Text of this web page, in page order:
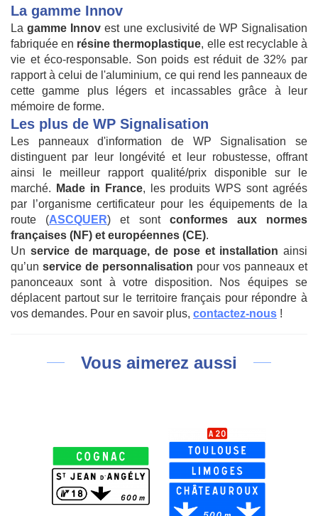
La gamme Innov
Lagamme Innov est une exclusivité de WP Signalisation
fabriquée en résine thermoplastique, elle est recyclable à
vie et éco-responsable. Son poids est réduit de 32% par
rapport à celui de l'aluminium, ce qui rend les panneaux de
cette gamme plus légers et incassables grâce à leur
mémoire de forme.
Les plus de WP Signalisation
Les panneaux d'information de WP Signalisation se
distinguent par leur longévité et leur robustesse, offrant
ainsi le meilleur rapport qualité/prix disponible sur le
marché.
Made in France, les produits WPS sont agréés
par l’organisme certificateur pour les équipements de la
route (ASCQUER) et sontconformes aux normes
françaises (NF) et européennes (CE).
Un service de marquage, de pose et installation ainsi
qu’un service de personnalisation pour vos panneaux et
panonceaux sont à votre disposition. Nos équipes se
déplacent partout sur le territoire français pour répondre à
vos demandes. Pour en savoir plus, contactez-nous !
Vous aimerez aussi